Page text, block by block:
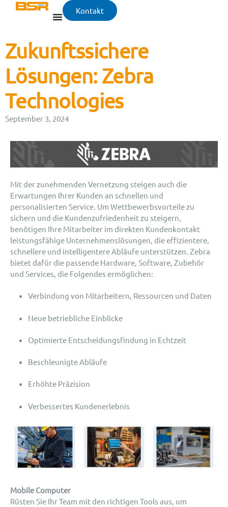
Kontakt
Zukunftssichere
Lösungen: Zebra
Technologies
September 3, 2024
Mit der zunehmenden Vernetzung steigen auch die
Erwartungen Ihrer Kunden an schnellen und
personalisierten Service. Um Wettbewerbsvorteile zu
sichern und die Kundenzufriedenheit zu steigern,
benötigen Ihre Mitarbeiter im direkten Kundenkontakt
leistungsfähige Unternehmenslösungen, die effizientere,
schnellere und intelligentere Abläufe unterstützen. Zebra
bietet dafür die passende Hardware, Software, Zubehör
und Services, die Folgendes ermöglichen:
Verbindung von Mitarbeitern, Ressourcen und Daten
Neue betriebliche Einblicke
Optimierte Entscheidungsfindung in Echtzeit
Beschleunigte Abläufe
Erhöhte Präzision
Verbessertes Kundenerlebnis
Mobile Computer
Rüsten Sie Ihr Team mit den richtigen Tools aus, um